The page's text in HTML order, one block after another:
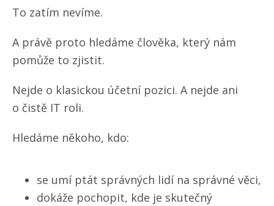
To zatím nevíme.
A právě proto hledáme člověka, který nám
pomůže to zjistit.
Nejde o klasickou účetní pozici. A nejde ani
o čistě IT roli.
Hledáme někoho, kdo:
se umí ptát správných lidí na správné věci,
dokáže pochopit, kde je skutečný